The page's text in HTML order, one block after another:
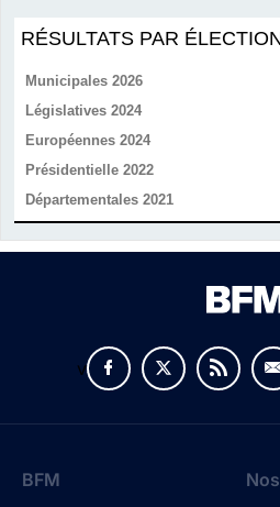
RÉSULTATS PAR
Municipales 2026
Législatives 2024
Européennes 2024
Présidentielle 2022
Départementales 2021
v
BFM